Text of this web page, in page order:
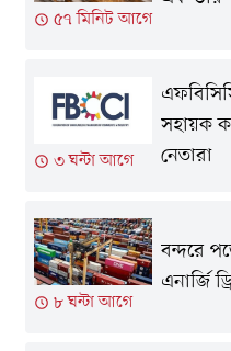
৫৭ মিনিট আগে
৩ ঘন্টা আগে
সহায়ক
নেতারা
৮ ঘন্টা আগে
বন্দরে
এনার্জি